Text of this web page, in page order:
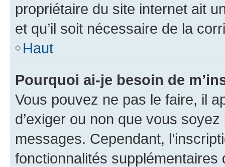
propriétaire du site internet ait
et qu’il soit nécessaire de la
Haut
Pourquoi ai-je besoin de
Vous pouvez ne pas le faire, il
d’exiger ou non que vous
messages. Cependant,
fonctionnalités